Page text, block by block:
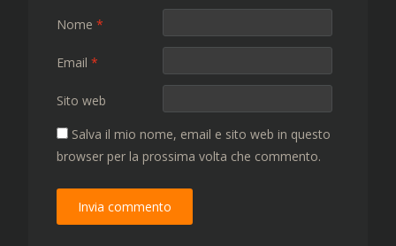
Nome *
Email *
Sito web
Salva il mio nome, email e sito web in questo
browser per la prossima volta che commento.